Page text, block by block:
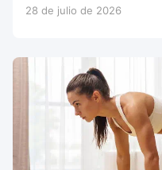
28 de julio de 2026